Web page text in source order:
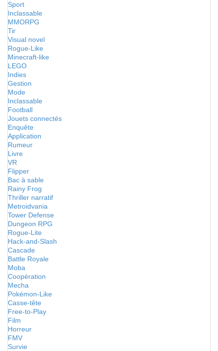
Sport
Inclassable
MMORPG
Tir
Visual novel
Rogue-Like
Minecraft-like
LEGO
Indies
Gestion
Mode
Inclassable
Football
Jouets connectés
Enquête
Application
Rumeur
Livre
VR
Flipper
Bac à sable
Rainy Frog
Thriller narratif
Metroidvania
Tower Defense
Dungeon RPG
Rogue-Lite
Hack-and-Slash
Cascade
Battle Royale
Moba
Coopération
Mecha
Pokémon-Like
Casse-tête
Free-to-Play
Film
Horreur
FMV
Survie